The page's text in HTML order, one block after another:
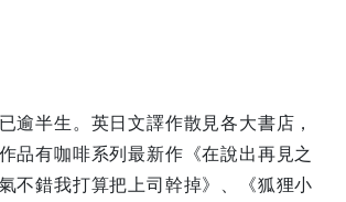
逾半生。英日文譯作散見各大書店，
品有咖啡系列最新作《在說出再見之
不錯我打算把上司幹掉》、《狐狸小